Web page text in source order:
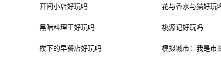
开间小店好玩吗 花与香水与猫好玩
黑暗料理王好玩吗 桃源记好玩吗
楼下的早餐店好玩吗 模拟城市：我是市